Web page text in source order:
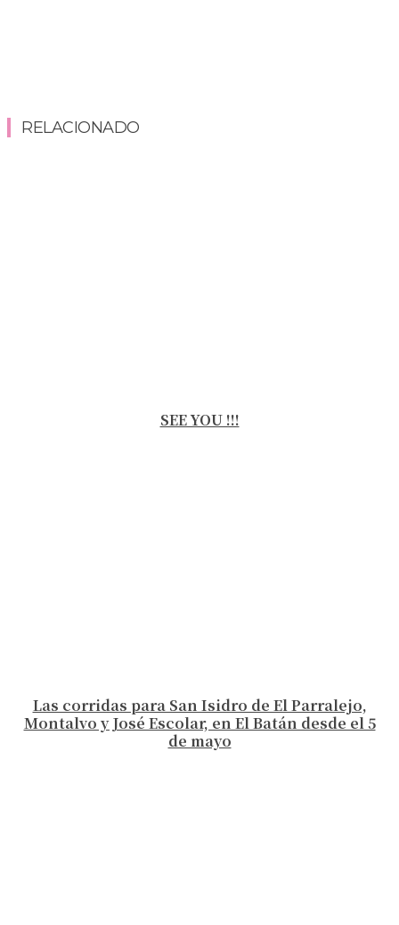
RELACIONADO
SEE YOU !!!
Las corridas para San Isidro de El Parralejo,
Montalvo y José Escolar, en El Batán desde el 5
de mayo